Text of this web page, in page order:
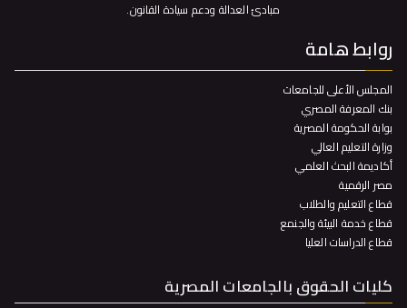
مبادئ العدالة ودعم سيادة القانون.
روابط هامة
المجلس الأعلى للجامعات
بنك المعرفة المصري
بوابة الحكومة المصرية
وزارة التعليم العالي
أكاديمة البحث العلمي
مصر الرقمية
قطاع التعليم والطلاب
قطاع خدمة البيئة والجنمع
قطاع الدراسات العليا
كليات الحقوق بالجامعات المصرية